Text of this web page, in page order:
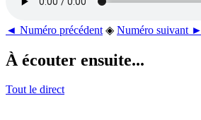
◄ Numéro précédent ◈ Numéro suivant ►
À écouter ensuite...
Tout le direct